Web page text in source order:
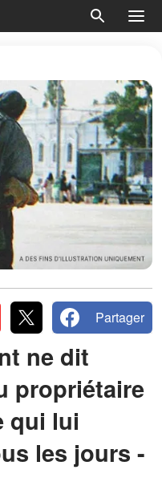
Partager
ne dit
propriétaire
qui lui
les jours -